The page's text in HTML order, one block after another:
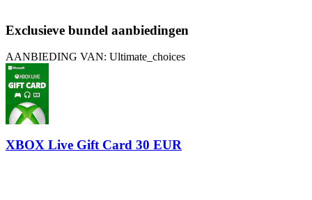
Exclusieve bundel aanbiedingen
AANBIEDING VAN: Ultimate_choices
XBOX Live Gift Card 30 EUR